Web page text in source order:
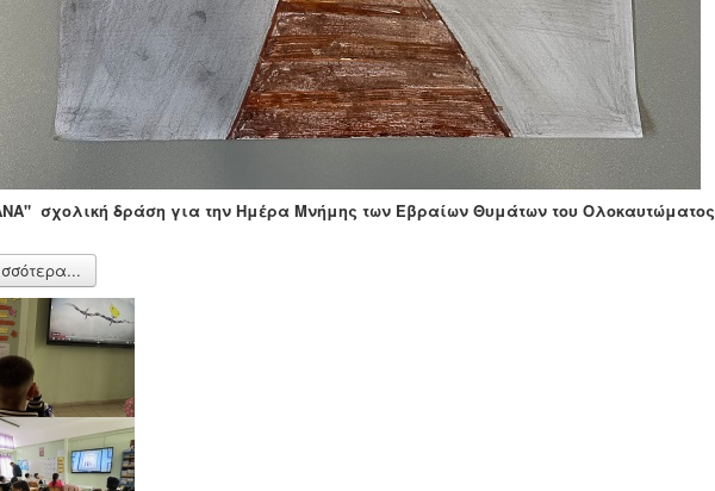
σχολική δράση για την Ημέρα Μνήμης των Εβραίων Θυμάτων του Ολοκαυτώματος